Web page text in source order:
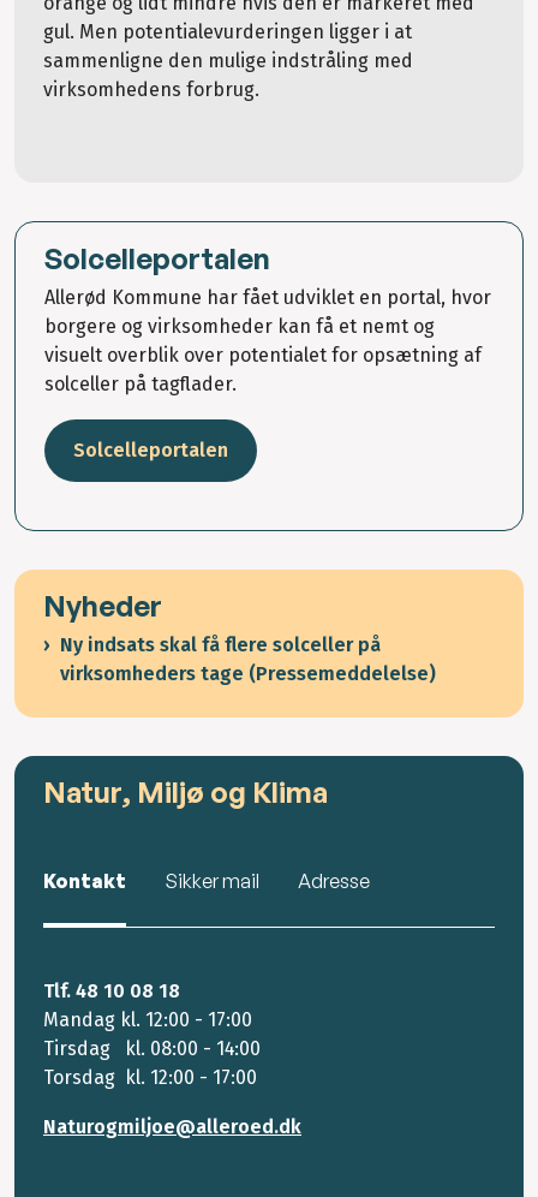
gul. Men potentialevurderingen ligger i at
sammenligne den mulige indstråling med
virksomhedens forbrug.
Solcelleportalen
Allerød Kommune har fået udviklet en portal, hvor
borgere og virksomheder kan få et nemt og
visuelt overblik over potentialet for opsætning af
solceller på tagflader.
Solcelleportalen
Nyheder
Ny indsats skal få flere solceller på
virksomheders tage (Pressemeddelelse)
Natur, Miljø og Klima
Kontakt Sikker mail Adresse
Tlf. 48 10 08 18
Mandag kl. 12:00 - 17:00
Tirsdag kl. 08:00 - 14:00
Torsdag kl. 12:00 - 17:00
Naturogmiljoe@alleroed.dk